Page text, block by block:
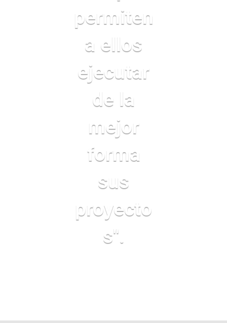
permiten
a ellos
ejecutar
de la
mejor
forma
sus
proyecto
s".